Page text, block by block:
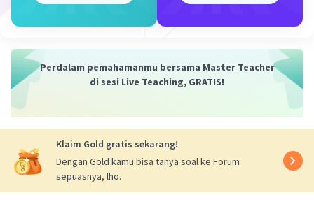
Perdalam pemahamanmu bersama Master Teacher
di sesi Live Teaching, GRATIS!
Klaim Gold gratis sekarang!
Dengan Gold kamu bisa tanya soal ke Forum
sepuasnya, lho.